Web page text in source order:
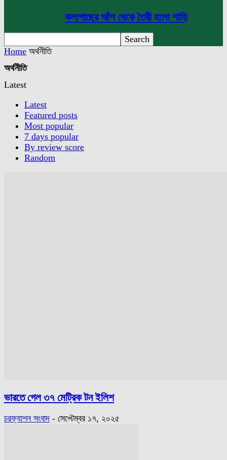
কলাগাছের আঁশ থেকে তৈরী হলো শাড়ি
Home অর্থনীতি
অর্থনীতি
Latest
Latest
Featured posts
Most popular
7 days popular
By review score
Random
ভারতে গেল ৩৭ মেট্রিক টন ইলিশ
চরফ্যাশন সংবাদ - সেপ্টেম্বর ১৭, ২০২৫